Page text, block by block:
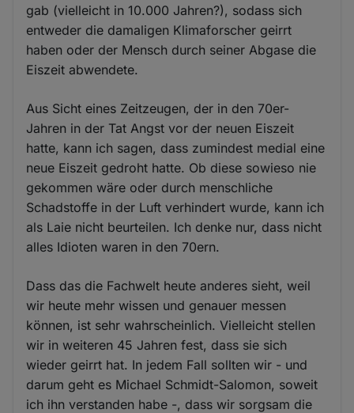
gab (vielleicht in 10.000 Jahren?), sodass sich
entweder die damaligen Klimaforscher geirrt
haben oder der Mensch durch seiner Abgase die
Eiszeit abwendete.
Aus Sicht eines Zeitzeugen, der in den 70er-
Jahren in der Tat Angst vor der neuen Eiszeit
hatte, kann ich sagen, dass zumindest medial eine
neue Eiszeit gedroht hatte. Ob diese sowieso nie
gekommen wäre oder durch menschliche
Schadstoffe in der Luft verhindert wurde, kann ich
als Laie nicht beurteilen. Ich denke nur, dass nicht
alles Idioten waren in den 70ern.
Dass das die Fachwelt heute anderes sieht, weil
wir heute mehr wissen und genauer messen
können, ist sehr wahrscheinlich. Vielleicht stellen
wir in weiteren 45 Jahren fest, dass sie sich
wieder geirrt hat. In jedem Fall sollten wir - und
darum geht es Michael Schmidt-Salomon, soweit
ich ihn verstanden habe -, dass wir sorgsam die